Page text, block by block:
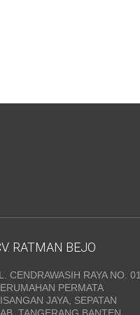
RATMAN BEJO
CENDRAWASIH RAYA NO. 01,
PERMATA
JAYA, SEPATAN